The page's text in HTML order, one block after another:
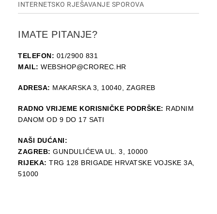
INTERNETSKO RJEŠAVANJE SPOROVA
IMATE PITANJE?
TELEFON: 01/2900 831
MAIL: WEBSHOP@CROREC.HR
ADRESA: MAKARSKA 3, 10040, ZAGREB
RADNO VRIJEME KORISNIČKE PODRŠKE: RADNIM
DANOM OD 9 DO 17 SATI
NAŠI DUĆANI:
ZAGREB: GUNDULIĆEVA UL. 3, 10000
RIJEKA: TRG 128 BRIGADE HRVATSKE VOJSKE 3A,
51000